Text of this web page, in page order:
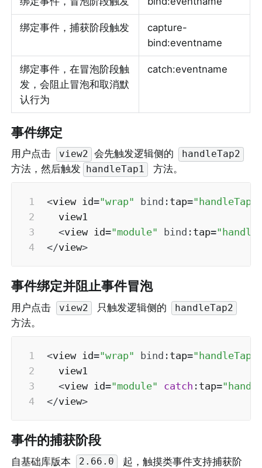
绑定事件，捕获阶段触发
capture-
bind:eventname
绑定事件，在冒泡阶段触
发，会阻止冒泡和取消默
认行为
catch:eventname
事件绑定
用户点击 view2 会先触发逻辑侧的 handleTap2
方法，然后触发 handleTap1 方法。
<view id="wrap" bind : tap=
  view1
<view id="module" bind : tap=
</view>
事件绑定并阻止事件冒泡
用户点击 view2 只触发逻辑侧的 handleTap2
方法。
<view id="wrap" bind : tap=
  view1
<view id="module" catch : tap=
</view>
事件的捕获阶段
自基础库版本 2.66.0
起，触摸类事件支持捕获阶